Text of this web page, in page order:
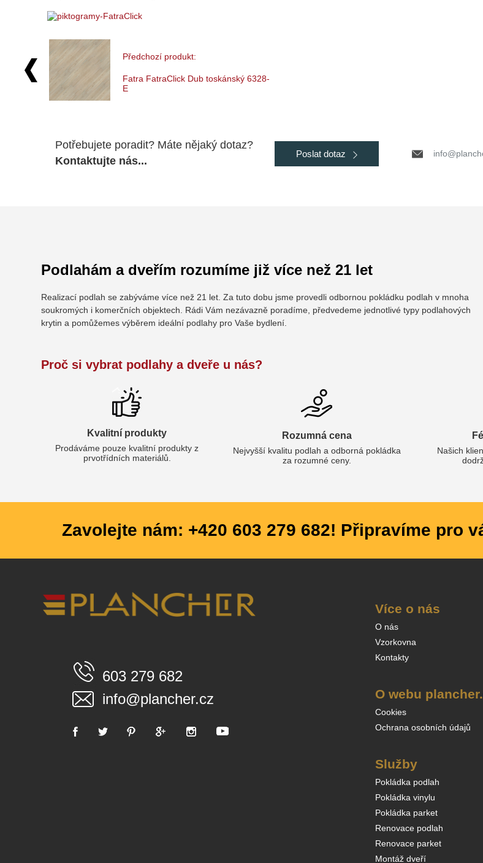
Předchozí produkt:
Fatra FatraClick Dub toskánský 6328-
E
Potřebujete poradit? Máte nějaký dotaz?
Kontaktujte nás...
Poslat dotaz
Podlahám a dveřím rozumíme již více než 21 let
Realizací podlah se zabýváme více než 21 let. Za tuto dobu jsme provedli odbornou pokládku podlah v mnoha
soukromých i komerčních objektech. Rádi Vám nezávazně poradíme, předvedeme jednotlivé typy podlahových
krytin a pomůžemes výběrem ideální podlahy pro Vaše bydlení.
Proč si vybrat podlahy a dveře u nás?
Kvalitní produkty
Prodáváme pouze kvalitní produkty z
prvotřídních materiálů.
Rozumná cena
Nejvyšší kvalitu podlah a odborná pokládka
za rozumné ceny.
Našich
Zavolejte nám: +420 603 279 682! Připravíme pro
603 279 682
info@plancher.cz
Více o nás
O nás
Vzorkovna
Kontakty
O webu
Cookies
Ochrana osobních údajů
Služby
Pokládka podlah
Pokládka vinylu
Pokládka parket
Renovace podlah
Renovace parket
Montáž dveří